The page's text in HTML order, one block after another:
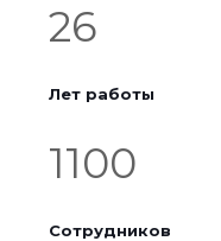
26
Лет работы
1100
Сотрудников